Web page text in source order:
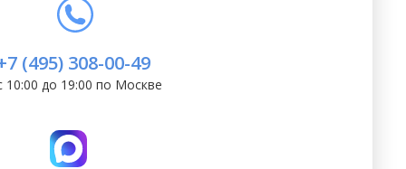
(495) 308-00-49
10:00 до 19:00 по Москве